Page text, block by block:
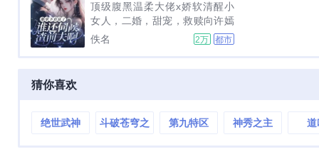
萧云大手一挥，走上前去...
顶级腹黑温柔大佬x娇软清醒小
女人，二婚，甜宠，救赎向许嫣
桑结了一场伤筋动骨的婚，直到
生男...
佚名 2万 都市
猜你喜欢
绝世武神
斗破苍穹之
第九特区 神秀之主 道